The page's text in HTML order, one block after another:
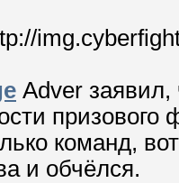
Adver заявил,
команд,
и обчёлся.